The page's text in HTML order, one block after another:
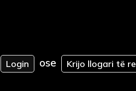
Login ose Krijo llogari të re